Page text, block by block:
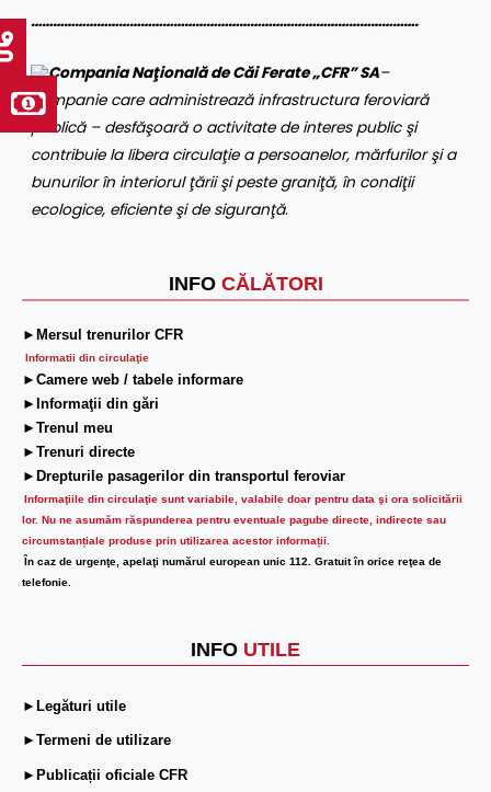
INFO CĂLĂTORI
►Mersul trenurilor CFR
Informatii din circulaţie
►Camere web / tabele informare
►Informaţii din gări
►Trenul meu
►Trenuri directe
►Drepturile pasagerilor din transportul feroviar
Informaţiile din circulaţie sunt variabile, valabile doar pentru data şi ora solicitării
lor. Nu ne asumăm răspunderea pentru eventuale pagube directe, indirecte sau
circumstanțiale produse prin utilizarea acestor informații.
În caz de urgenţe, apelaţi numărul european unic 112. Gratuit în orice reţea de
telefonie.
INFO UTILE
►Legături utile
►Termeni de utilizare
►Publicații oficiale CFR
…………………………………………………………………………………………….
Compania Naţională de Căi Ferate „CFR” SA–
companie care administrează infrastructura feroviară
publică – desfăşoară o activitate de interes public şi
contribuie la libera circulaţie a persoanelor, mărfurilor şi a
bunurilor în interiorul ţării şi peste graniţă, în condiţii
ecologice, eficiente şi de siguranţă.